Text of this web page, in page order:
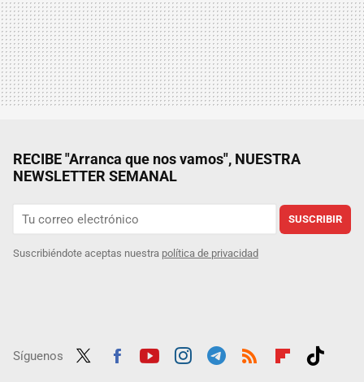
RECIBE "Arranca que nos vamos", NUESTRA
NEWSLETTER SEMANAL
SUSCRIBIR
Suscribiéndote aceptas nuestra política de privacidad
Síguenos